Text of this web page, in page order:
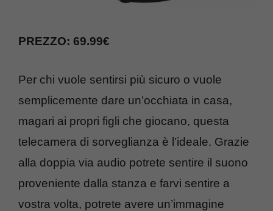
PREZZO: 69.99€
Per chi vuole sentirsi più sicuro o vuole
semplicemente dare un’occhiata in casa,
magari ai propri figli che giocano, questa
telecamera di sorveglianza è l’ideale. Grazie
alla doppia via audio potrete sentire il suono
proveniente dalla stanza e farvi sentire a
vostra volta, potrete avere un’immagine